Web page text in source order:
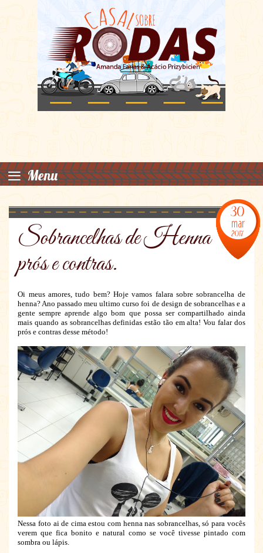
≡ Menu
30
mar
2017
Sobrancelhas de Henna
prós e contras.
Oi meus amores, tudo bem? Hoje vamos falara sobre sobrancelha de
henna? Ano passado meu ultimo curso foi de design de sobrancelhas e a
gente sempre aprende algo bom que possa ser compartilhado ainda
mais quando as sobrancelhas definidas estão tão em alta! Vou falar dos
prós e contras desse método!
Nessa foto ai de cima estou com henna nas sobrancelhas, só para vocês
verem que fica bonito e natural como se você tivesse pintado com
sombra ou lápis.